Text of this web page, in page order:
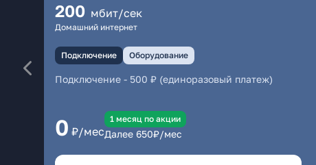
200 мбит/сек
Домашний интернет
Подключение Оборудование
Подключение - 500 ₽ (единоразовый платеж)
0 ₽/мес
1 месяц по акции
Далее 650₽/мес